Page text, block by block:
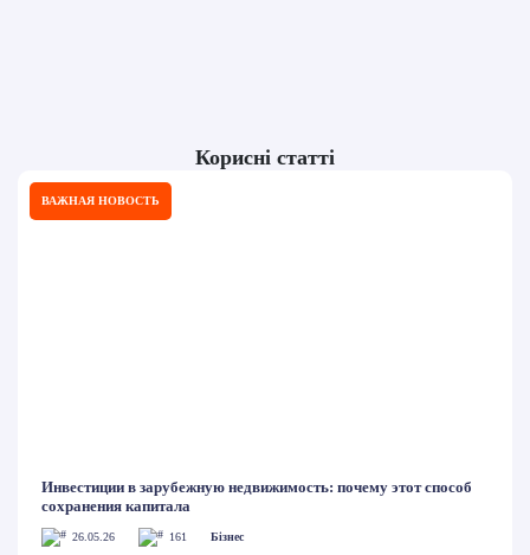
Корисні статті
ВАЖНАЯ НОВОСТЬ
Инвестиции в зарубежную недвижимость: почему этот способ
сохранения капитала
26.05.26 161 Бізнес